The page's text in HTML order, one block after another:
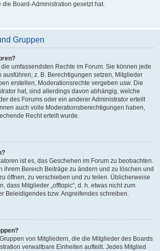
die Board-Administration gesetzt hat.
Gruppen
umfassendsten Rechte im Forum. Sie können jede
ausführen; z. B. Berechtigungen setzen, Mitglieder
erstellen, Moderationsrechte vergeben usw. Die
hat, sind allerdings davon abhängig, welche
des Forums oder ein anderer Administrator erteilt
auch volle Moderationsberechtigungen haben,
Recht erteilt wurde.
ist es, das Geschehen im Forum zu beobachten.
ihrem Bereich Beiträge zu ändern und zu löschen und
öffnen, zu verschieben und zu teilen. Üblicherweise
dass Mitglieder „offtopic“, d. h. etwas nicht zum
Beleidigendes bzw. Angreifendes schreiben.
von Mitgliedern, die die Mitglieder des Boards
verwaltbare Einheiten aufteilt. Jedes Mitglied